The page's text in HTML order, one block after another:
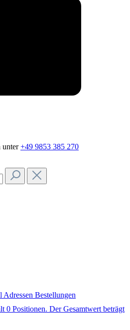
unter +49 9853 385 270
Adressen Bestellungen
0 Positionen. Der Gesamtwert beträgt